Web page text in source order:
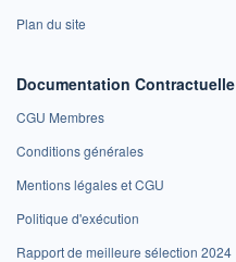
Plan du site
Documentation Contractuelle
CGU Membres
Conditions générales
Mentions légales et CGU
Politique d'exécution
Rapport de meilleure sélection 2024